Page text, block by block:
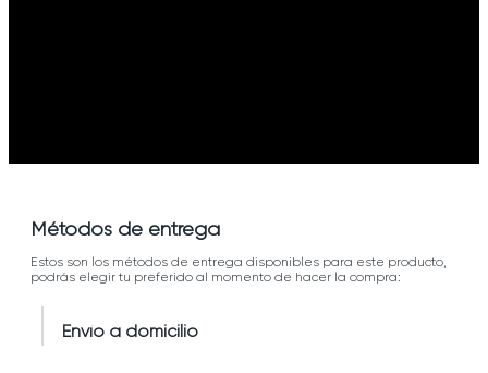
Métodos de entrega
Estos son los métodos de entrega disponibles para este producto,
podrás elegir tu preferido al momento de hacer la compra:
Envío a domicilio